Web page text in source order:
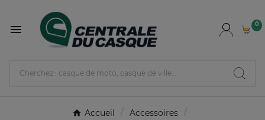
 0
Accueil
Accessoires